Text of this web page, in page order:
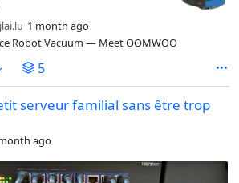
1 month ago
Robot Vacuum — Meet OOMWOO
5
serveur familial sans être trop
ago